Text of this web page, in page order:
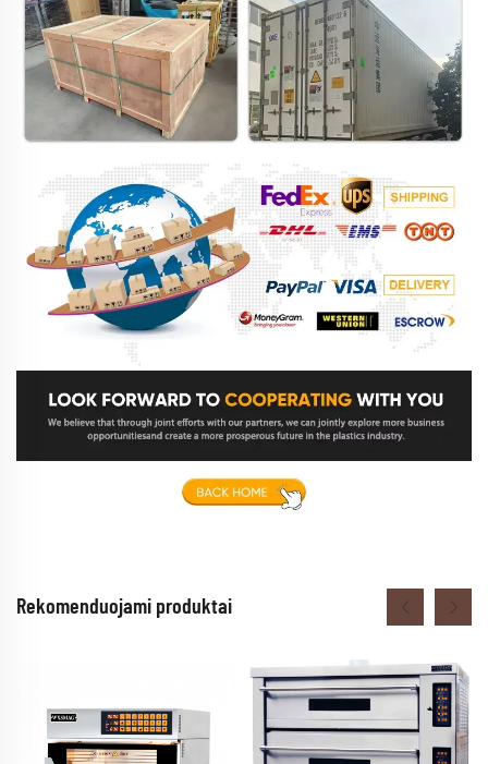
Rekomenduojami produktai